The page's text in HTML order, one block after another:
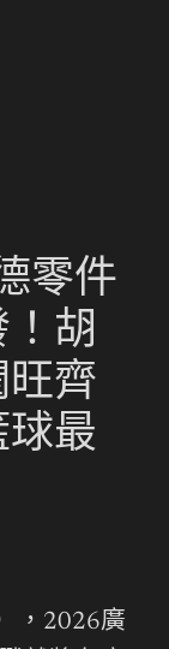
零件
胡
旺齊
球最
，2026廣